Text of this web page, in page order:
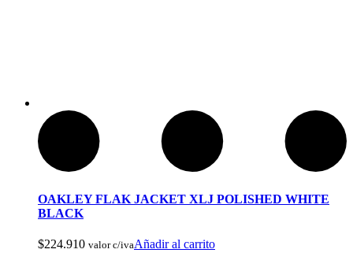
OAKLEY FLAK JACKET XLJ POLISHED WHITE
BLACK
$224.910 valor c/ivaAñadir al carrito